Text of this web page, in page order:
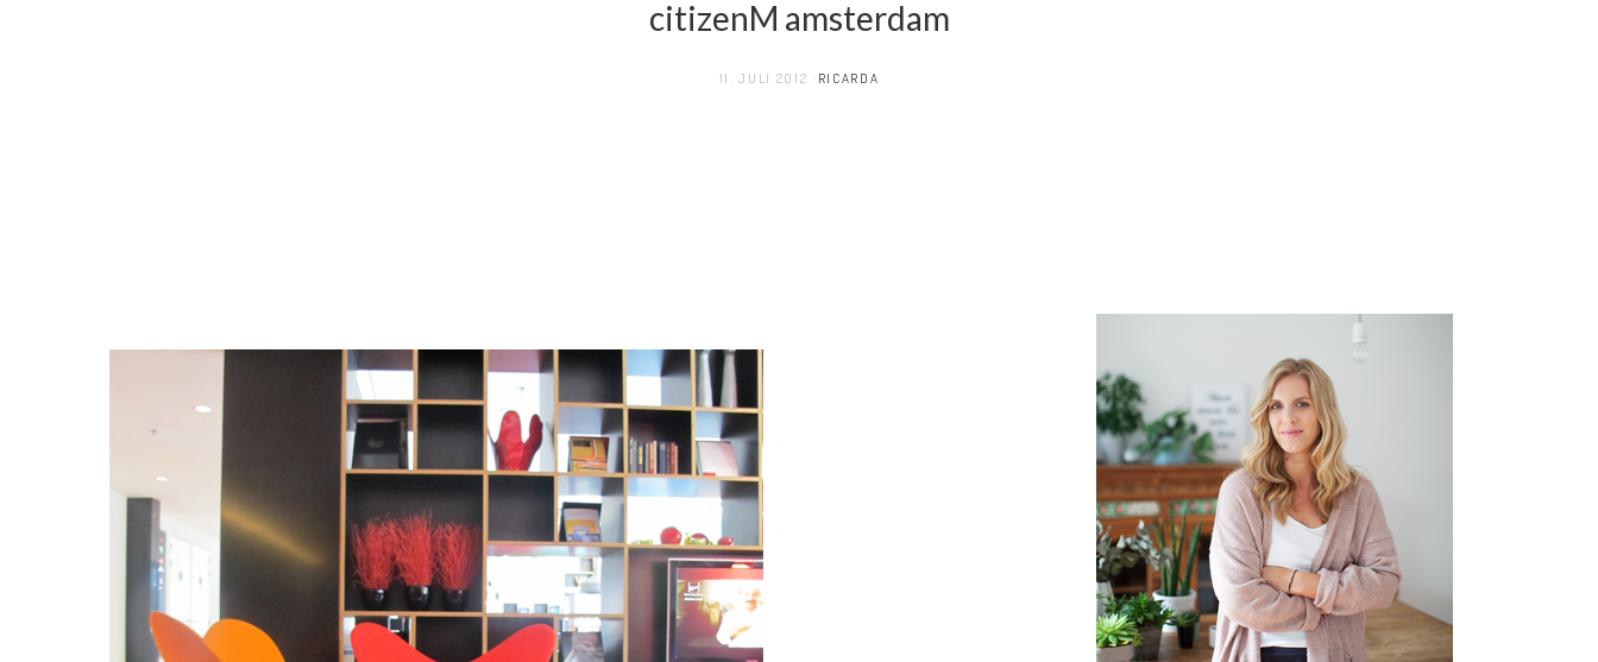
citizenM amsterdam
11. JULI 2012 RICARDA